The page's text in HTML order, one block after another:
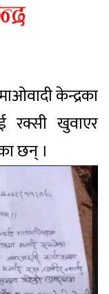
केन्द्रका
रक्सी खुवाएर
छन् ।